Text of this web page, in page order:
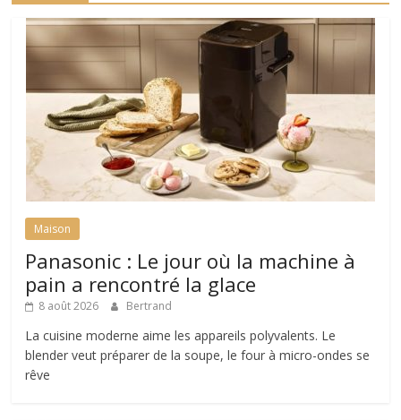
Maison
Panasonic : Le jour où la machine à
pain a rencontré la glace
8 août 2026 Bertrand
La cuisine moderne aime les appareils polyvalents. Le
blender veut préparer de la soupe, le four à micro-ondes se
rêve